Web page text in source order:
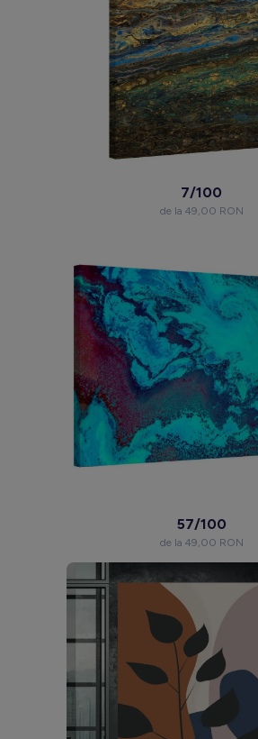
7/100
de la 49,00 RON
57/100
de la 49,00 RON